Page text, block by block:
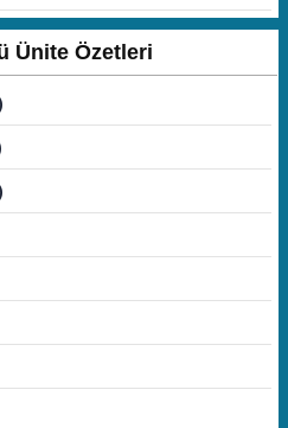
Ünite Özetleri